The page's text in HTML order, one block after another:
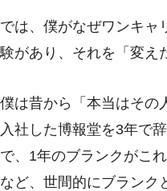
では、僕がなぜワンキャ
験があり、それを「変え
僕は昔から「本当はその
入社した博報堂を3年で
で、1年のブランクがこ
など、世間的にブランク